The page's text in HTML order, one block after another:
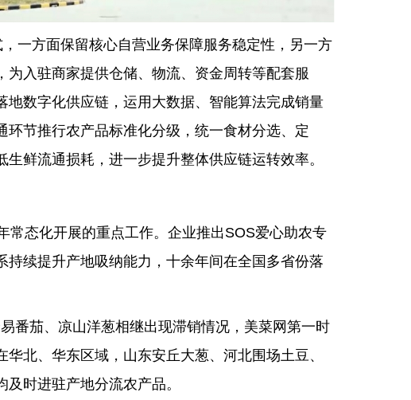
一方面保留核心自营业务保障服务稳定性，另一方
入驻商家提供仓储、物流、资金周转等配套服
数字化供应链，运用大数据、智能算法完成销量
节推行农产品标准化分级，统一食材分选、定
鲜流通损耗，进一步提升整体供应链运转效率。
常态化开展的重点工作。企业推出SOS爱心助农专
续提升产地吸纳能力，十余年间在全国多省份落
番茄、凉山洋葱相继出现滞销情况，美菜网第一时
北、华东区域，山东安丘大葱、河北围场土豆、
时进驻产地分流农产品。